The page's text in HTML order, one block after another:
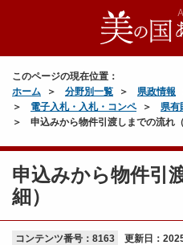
このページの現在位置：
ホーム
分野別一覧 県政情報
電子入札・入札・コンペ
県有
申込みから物件引渡しまでの流れ（
申込みから物件引
細）
コンテンツ番号：8163 更新日：